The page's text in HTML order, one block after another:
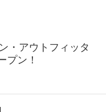
・アウトフィッタ
プン！